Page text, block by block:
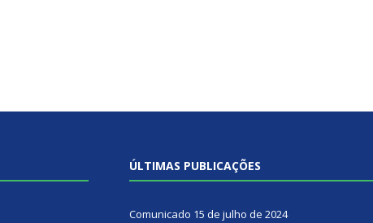
ÚLTIMAS PUBLICAÇÕES
Comunicado 15 de julho de 2024